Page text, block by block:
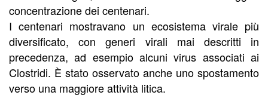
concentrazione dei centenari.
I centenari mostravano un ecosistema virale più
diversificato, con generi virali mai descritti in
precedenza, ad esempio alcuni virus associati ai
Clostridi. È stato osservato anche uno spostamento
verso una maggiore attività litica.